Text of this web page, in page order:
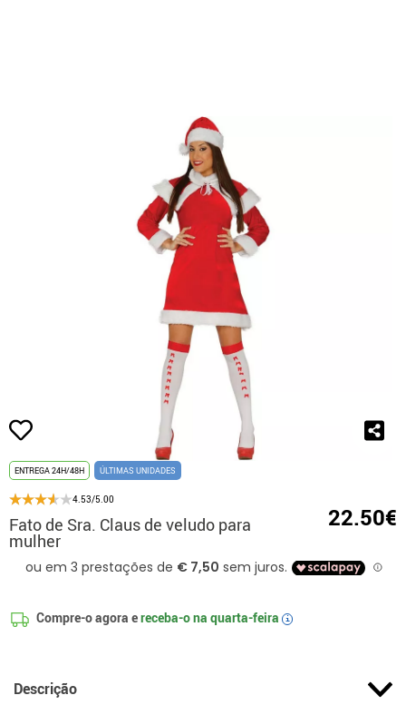
ENTREGA 24H/48H ÚLTIMAS UNIDADES
4.53/5.00
Fato de Sra. Claus de veludo para
mulher
22.50€
Compre-o agora ereceba-o na quarta-feira i
Descrição